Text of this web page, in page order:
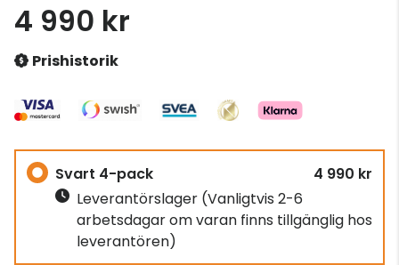
4 990 kr
Prishistorik
Svart 4-pack
4 990 kr
Leverantörslager (Vanligtvis 2-6
arbetsdagar om varan finns tillgänglig hos
leverantören)